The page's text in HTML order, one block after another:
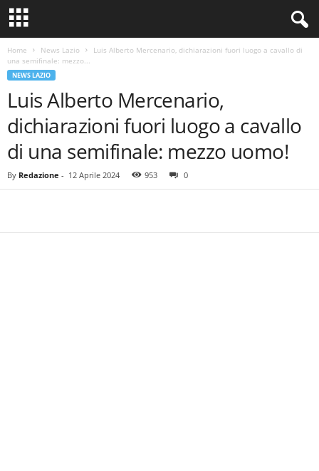
Home News Lazio
Luis Alberto Mercenario, dichiarazioni fuori luogo a cavallo di
una semifinale: mezzo...
NEWS LAZIO
Luis Alberto Mercenario,
dichiarazioni fuori luogo a cavallo
di una semifinale: mezzo uomo!
By Redazione - 12 Aprile 2024 953 0